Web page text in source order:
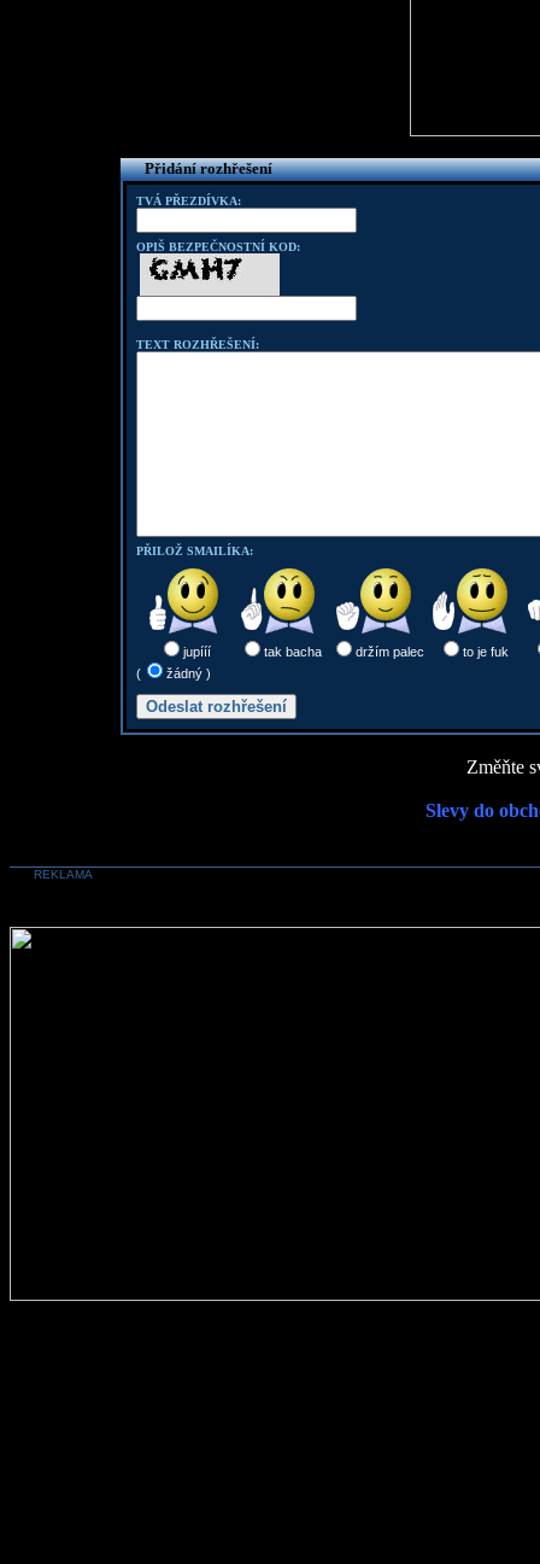
Přidání rozhřešení
TVÁ PŘEZDÍVKA:
OPIŠ BEZPEČNOSTNÍ KOD:
TEXT ROZHŘEŠENÍ:
PŘILOŽ SMAILÍKA:
jupííí tak bacha držím palec
to je fuk
(
žádný )
Změňte
Slevy do
REKLAMA